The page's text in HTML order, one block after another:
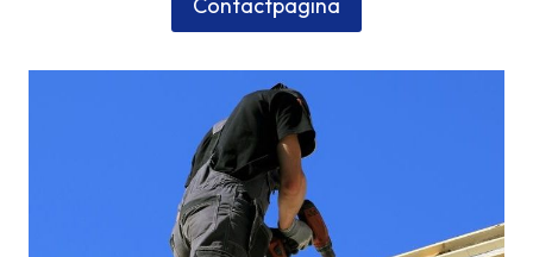
Contactpagina